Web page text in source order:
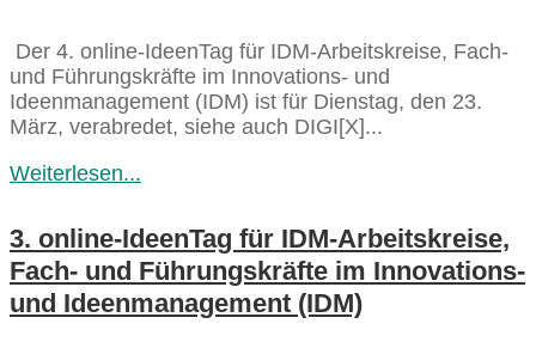
Der 4. online-IdeenTag für IDM-Arbeitskreise, Fach-
und Führungskräfte im Innovations- und
Ideenmanagement (IDM) ist für Dienstag, den 23.
März, verabredet, siehe auch DIGI[X]...
Weiterlesen...
3. online-IdeenTag für IDM-Arbeitskreise,
Fach- und Führungskräfte im Innovations-
und Ideenmanagement (IDM)